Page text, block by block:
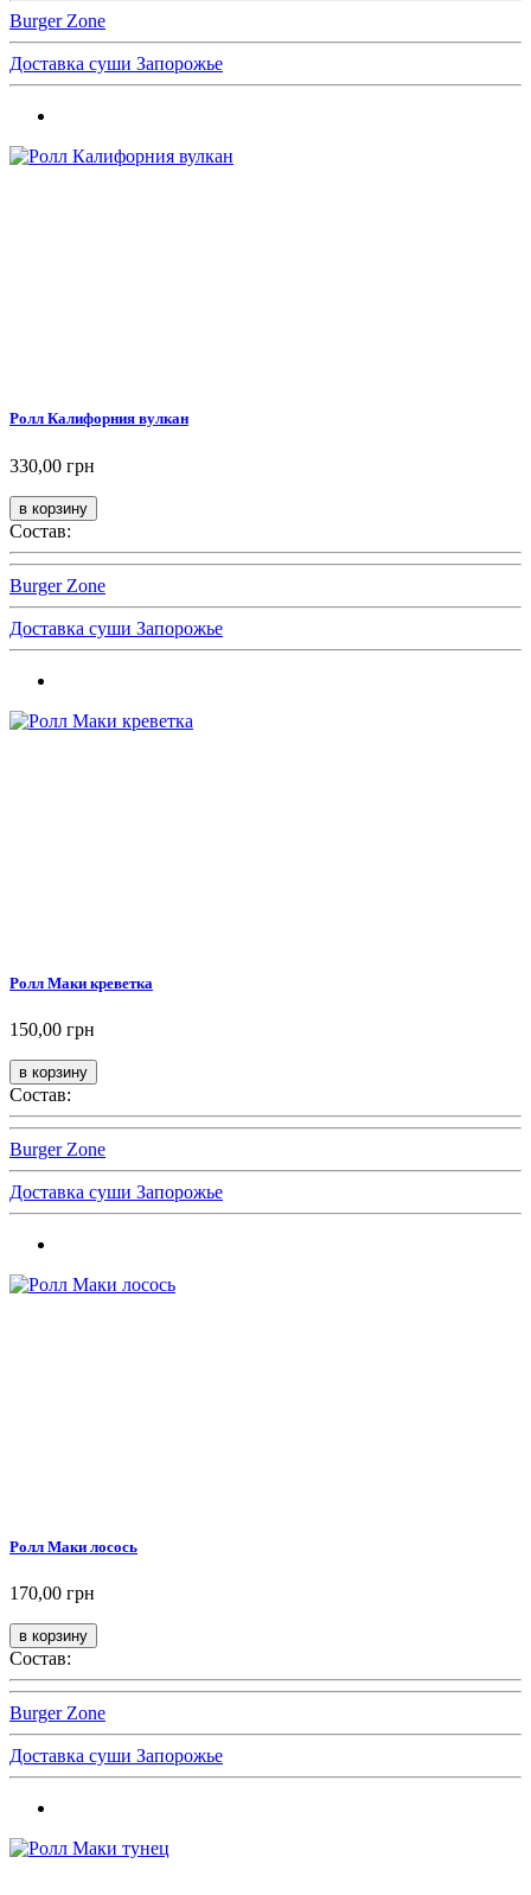
Burger Zone
Доставка суши Запорожье
Ролл Калифорния вулкан
330,00 грн
Состав:
Burger Zone
Доставка суши Запорожье
Ролл Маки креветка
150,00 грн
Состав:
Burger Zone
Доставка суши Запорожье
Ролл Маки лосось
170,00 грн
Состав:
Burger Zone
Доставка суши Запорожье